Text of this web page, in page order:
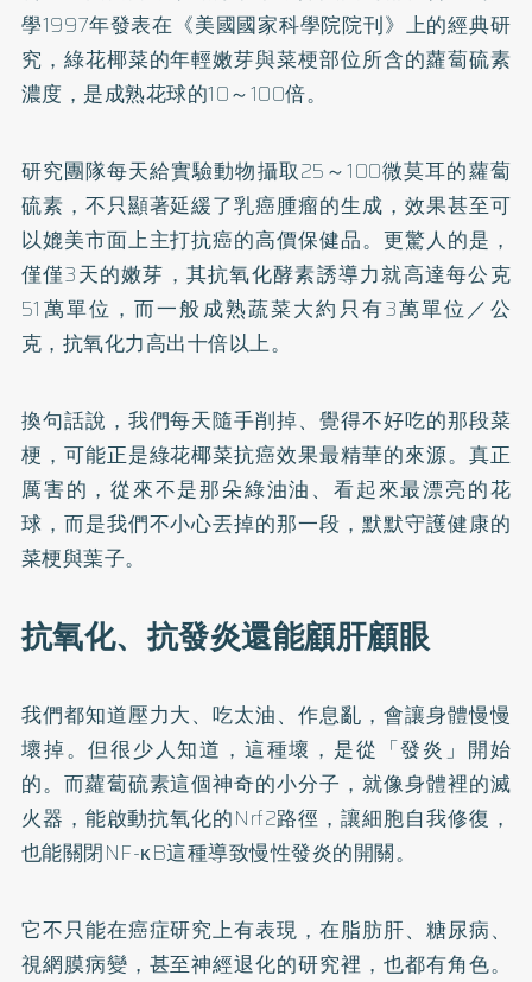
學1997年發表在《美國國家科學院院刊》上的經典研
究，綠花椰菜的年輕嫩芽與菜梗部位所含的蘿蔔硫素
濃度，是成熟花球的10～100倍。
研究團隊每天給實驗動物攝取25～100微莫耳的蘿蔔
硫素，不只顯著延緩了乳癌腫瘤的生成，效果甚至可
以媲美市面上主打抗癌的高價保健品。更驚人的是，
僅僅3天的嫩芽，其抗氧化酵素誘導力就高達每公克
51萬單位，而一般成熟蔬菜大約只有3萬單位／公
克，抗氧化力高出十倍以上。
換句話說，我們每天隨手削掉、覺得不好吃的那段菜
梗，可能正是綠花椰菜抗癌效果最精華的來源。真正
厲害的，從來不是那朵綠油油、看起來最漂亮的花
球，而是我們不小心丟掉的那一段，默默守護健康的
菜梗與葉子。
抗氧化、抗發炎還能顧肝顧眼
我們都知道壓力大、吃太油、作息亂，會讓身體慢慢
壞掉。但很少人知道，這種壞，是從「發炎」開始
的。而蘿蔔硫素這個神奇的小分子，就像身體裡的滅
火器，能啟動抗氧化的Nrf2路徑，讓細胞自我修復，
也能關閉NF-κB這種導致慢性發炎的開關。
它不只能在癌症研究上有表現，在脂肪肝、糖尿病、
視網膜病變，甚至神經退化的研究裡，也都有角色。